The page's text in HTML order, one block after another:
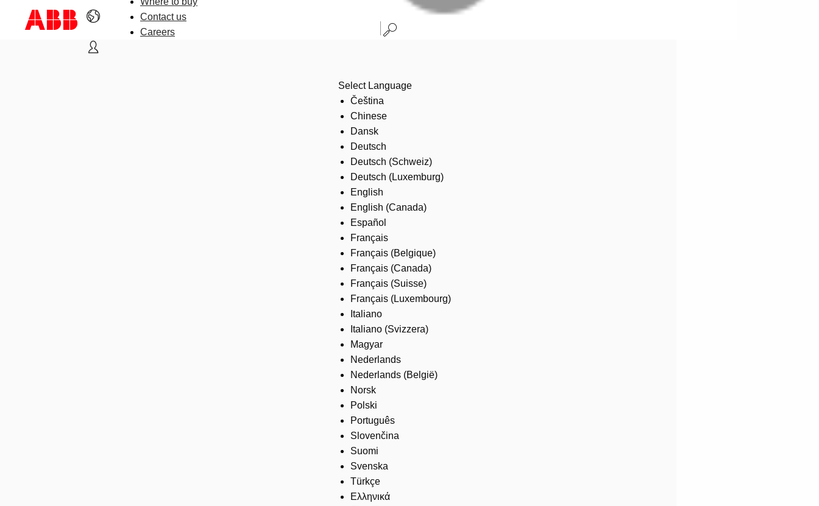
Contact us
Careers
Select Language
Čeština
Chinese
Dansk
Deutsch
Deutsch (Schweiz)
Deutsch (Luxemburg)
English
English (Canada)
Español
Français
Français (Belgique)
Français (Canada)
Français (Suisse)
Français (Luxembourg)
Italiano
Italiano (Svizzera)
Magyar
Nederlands
Nederlands (België)
Norsk
Polski
Português
Slovenčina
Suomi
Svenska
Türkçe
Ελληνικά